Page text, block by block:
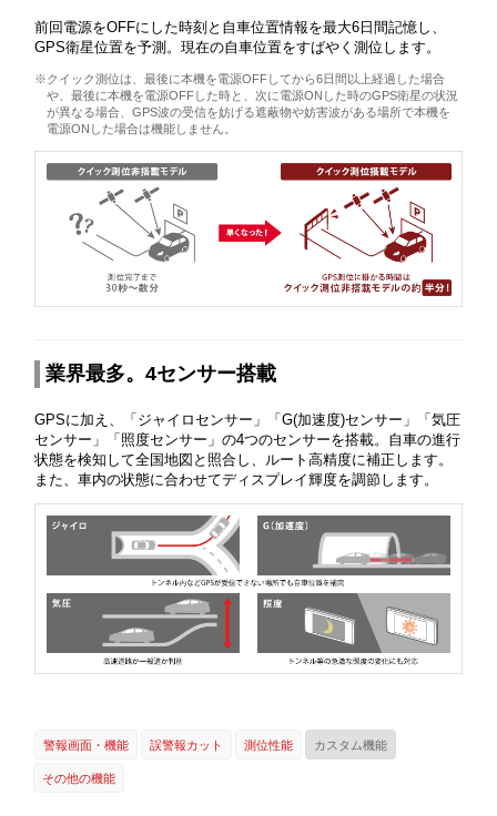
前回電源をOFFにした時刻と自車位置情報を最大6日間記憶し、
GPS衛星位置を予測。現在の自車位置をすばやく測位します。
※クイック測位は、最後に本機を電源OFFしてから6日間以上経過した場合
や、最後に本機を電源OFFした時と、次に電源ONした時のGPS衛星の状況
が異なる場合、GPS波の受信を妨げる遮蔽物や妨害波がある場所で本機を
電源ONした場合は機能しません。
業界最多。4センサー搭載
GPSに加え、「ジャイロセンサー」「G(加速度)センサー」「気圧
センサー」「照度センサー」の4つのセンサーを搭載。自車の進行
状態を検知して全国地図と照合し、ルート高精度に補正します。
また、車内の状態に合わせてディスプレイ輝度を調節します。
警報画面・機能 誤警報カット 測位性能 カスタム機能
その他の機能